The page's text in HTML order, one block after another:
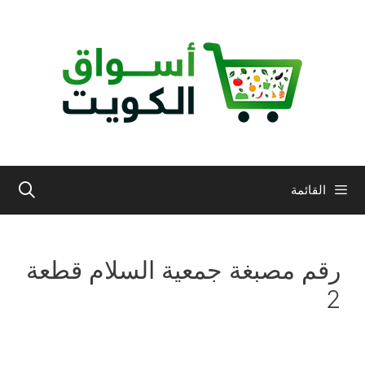
القائمة
رقم مصبغة جمعية السلام قطعة
2